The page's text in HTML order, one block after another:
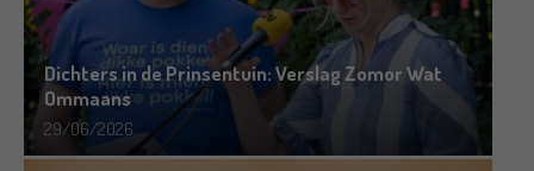
Dichters in de Prinsentuin: Verslag Zomor Wat
Ommaans
29/06/2026